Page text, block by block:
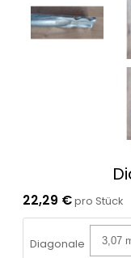
22,29 €pro Stück
Diagonale